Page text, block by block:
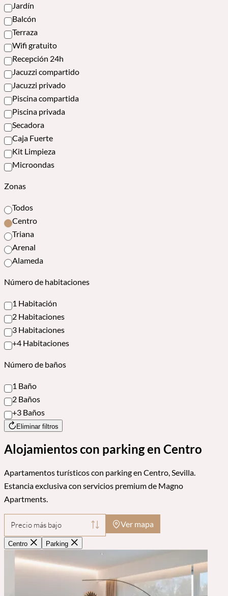
Jardín
Balcón
Terraza
Wifi gratuito
Recepción 24h
Jacuzzi compartido
Jacuzzi privado
Piscina compartida
Piscina privada
Secadora
Caja Fuerte
Kit Limpieza
Microondas
Zonas
Todos
Centro
Triana
Arenal
Alameda
Número de habitaciones
1 Habitación
2 Habitaciones
3 Habitaciones
+4 Habitaciones
Número de baños
1 Baño
2 Baños
+3 Baños
Eliminar filtros
Alojamientos con parking en Centro
Apartamentos turísticos con parking en Centro, Sevilla.
Estancia exclusiva con servicios premium de Magno
Apartments.
Precio más bajo Ver mapa
Centro Parking